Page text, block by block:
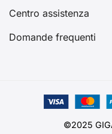
Centro assistenza
Domande frequenti
©2025